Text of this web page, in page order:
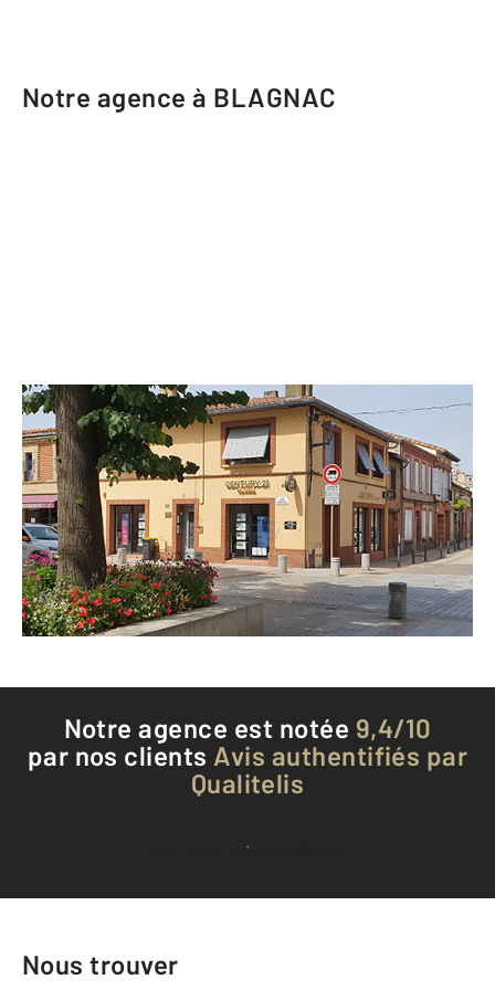
Notre agence à BLAGNAC
CENTURY 21 Fly Immo
15 rue Prosper Ferradou
BLAGNAC - 31700
Envoyer un message
Téléphoner à l'agence
Notre agence est notée 9,4/10
par nos clients Avis authentifiés par
Qualitelis
Voir tous les avis clients
Nous trouver